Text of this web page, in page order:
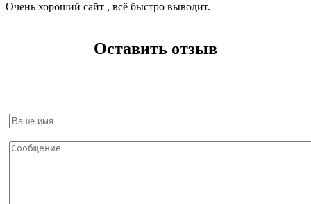
Очень хороший сайт , всё быстро выводит.
Оставить отзыв